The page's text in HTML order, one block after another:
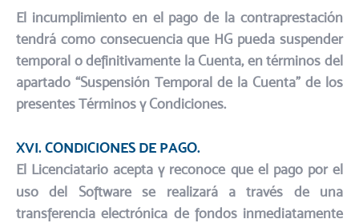
El incumplimiento en el pago de la contraprestación
tendrá como consecuencia que HG pueda suspender
temporal o definitivamente la Cuenta, en términos del
apartado “Suspensión Temporal de la Cuenta” de los
presentes Términos y Condiciones.
XVI. CONDICIONES DE PAGO.​
El Licenciatario acepta y reconoce que el pago por el
uso del Software se realizará a través de una
transferencia electrónica de fondos inmediatamente